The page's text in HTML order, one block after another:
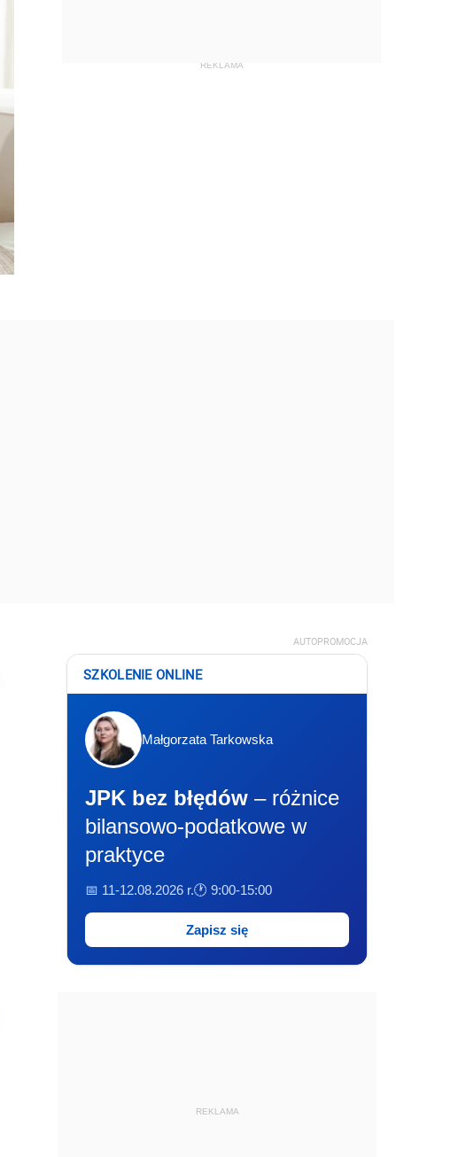
AUTOPROMOCJA
SZKOLENIE ONLINE
Małgorzata Tarkowska
JPK bez błędów – różnice
bilansowo-podatkowe w
praktyce
📅 11-12.08.2026 r.🕐 9:00-15:00
Zapisz się
REKLAMA